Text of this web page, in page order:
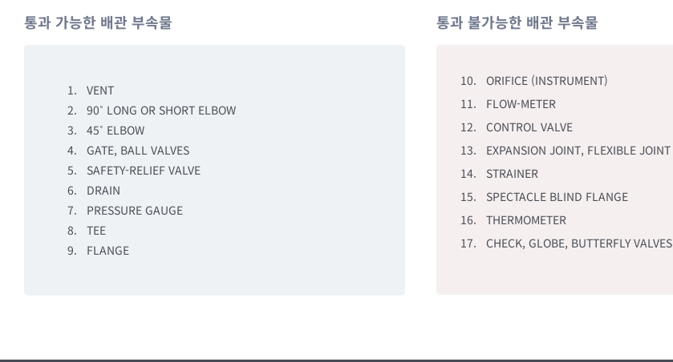
통과 가능한 배관 부속물
VENT
90˚ LONG OR SHORT ELBOW
45˚ ELBOW
GATE, BALL VALVES
SAFETY-RELIEF VALVE
DRAIN
PRESSURE GAUGE
TEE
FLANGE
통과 불가능한 배관 부속물
10. ORIFICE (INSTRUMENT)
11. FLOW-METER
12. CONTROL VALVE
13. EXPANSION JOINT, FLEXIBLE JOINT
14. STRAINER
15. SPECTACLE BLIND FLANGE
16. THERMOMETER
17. CHECK, GLOBE, BUTTERFLY VALVES